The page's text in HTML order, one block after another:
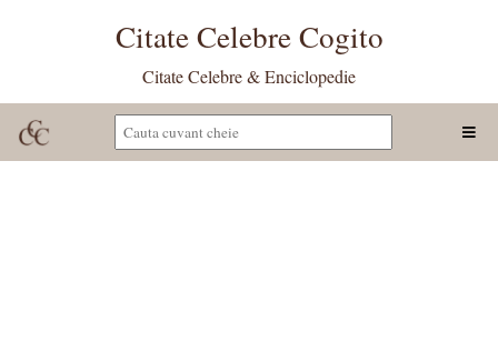
Citate Celebre Cogito
Citate Celebre & Enciclopedie